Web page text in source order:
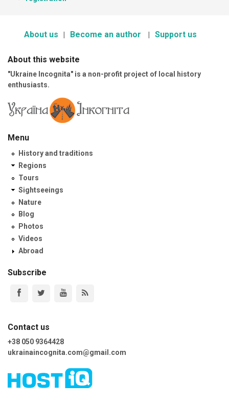
About us Become an author Support us
About this website
"Ukraine Incognita" is a non-profit project of local history
enthusiasts.
Menu
History and traditions
Regions
Tours
Sightseeings
Nature
Blog
Photos
Videos
Abroad
Subscribe
Contact us
+38 050 9364428
ukrainaincognita.com@gmail.com